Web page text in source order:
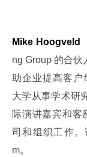
Mike Hoogveld
ng Group 的合
助企业提高客户
大学从事学术研
际演讲嘉宾和客
司和组织工作。
m。